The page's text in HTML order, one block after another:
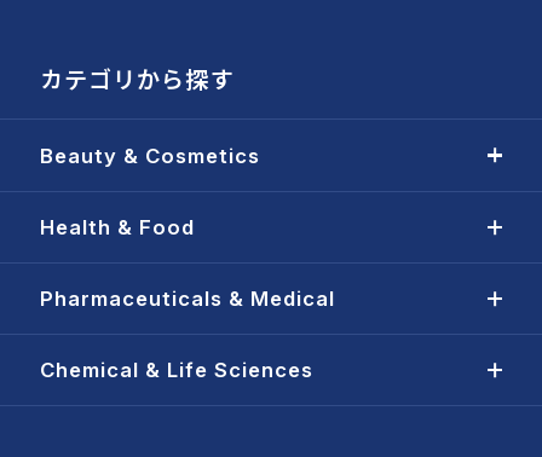
カテゴリから探す
Beauty & Cosmetics
Health & Food
Pharmaceuticals & Medical
Chemical & Life Sciences